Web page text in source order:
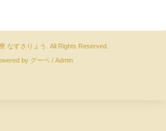
なすさりょう
. All Rights Reserved.
by グーペ/ Admin